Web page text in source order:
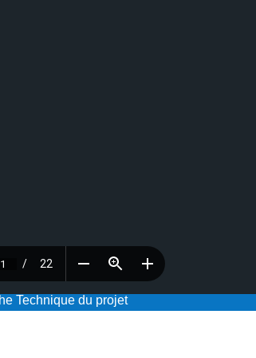
Technique du projet